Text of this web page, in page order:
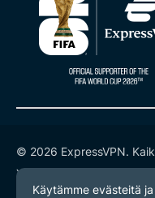
© 2026 ExpressVPN.
Yksityisyyskäytäntö